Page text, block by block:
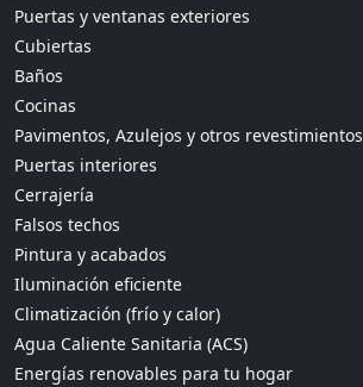
Puertas y ventanas exteriores
Cubiertas
Baños
Cocinas
Pavimentos, Azulejos y otros revestimientos
Puertas interiores
Cerrajería
Falsos techos
Pintura y acabados
Iluminación eficiente
Climatización (frío y calor)
Agua Caliente Sanitaria (ACS)
Energías renovables para tu hogar